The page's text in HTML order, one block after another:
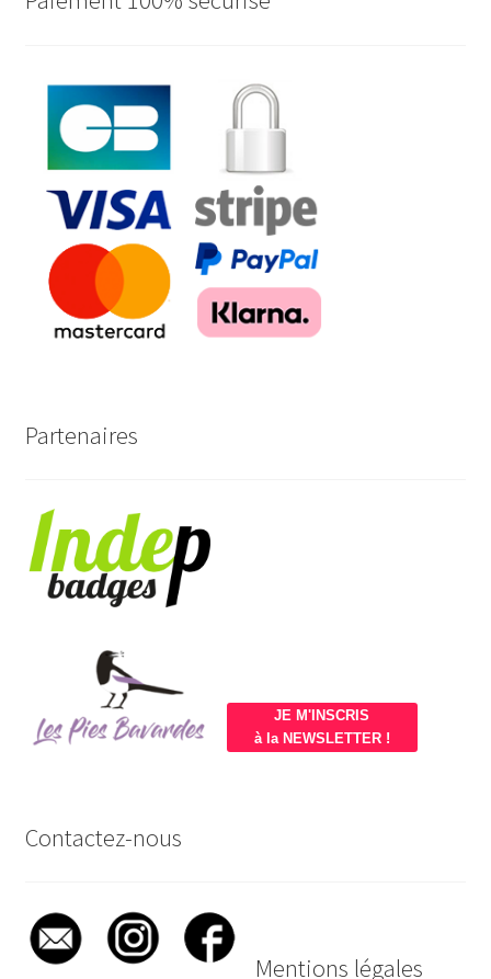
Partenaires
JE M'INSCRIS
à la NEWSLETTER !
Contactez-nous
Mentions légales